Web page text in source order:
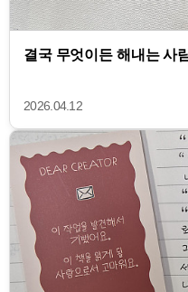
결국 무엇이든 해내는 사
2026.04.12